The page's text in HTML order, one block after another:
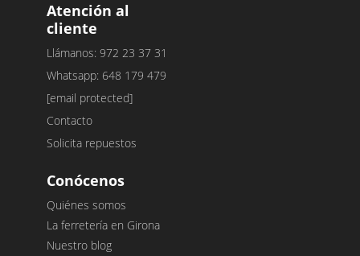
Atención al
cliente
Llámanos: 972 23 37 31
Whatsapp: 648 179 479
[email protected]
Contacto
Solicita repuestos
Conócenos
Quiénes somos
La ferretería en Girona
Nuestro blog